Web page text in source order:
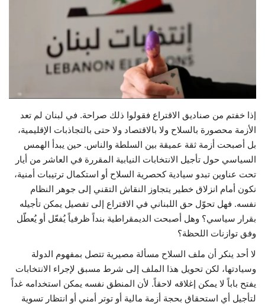
إذا خفتم من صناديق الاقتراع فقولوا ذلك صراحة. في لبنان لم تعد
الأزمة محصورة بالسلاح ولا بالاقتصاد ولا حتى بالتجاذبات الإقليمية،
بل أصبحت أزمة ثقة عميقة بين السلطة والناس. حين يبدأ الهمس
السياسي حول تأجيل الانتخابات النيابية المقررة في العاشر من أيار
تحت عناوين تبدو سيادية كحصرية السلاح أو استكمال ترتيبات أمنية،
نكون أمام انزلاق خطير يتجاوز النقاش التقني إلى جوهر النظام
نفسه. فهل تحوّل حق اللبناني في الاقتراع إلى تفصيل يمكن تأجيله
بقرار سياسي؟ وهل أصبحت الديمقراطية بنداً ظرفياً يُفعّل أو يُعطّل
وفق توازنات اللحظة؟
لا أحد ينكر أن ملف السلاح مسألة مصيرية تتصل بمفهوم الدولة
وسيادتها، لكن تحويل هذا الملف إلى شرط مسبق لإجراء الانتخابات
يفتح باباً لا يمكن إغلاقه لاحقاً. لأن المنطق نفسه يمكن استخدامه غداً
لتأجيل أي استحقاق بحجة أزمة مالية أو توتر أمني أو انتظار تسوية